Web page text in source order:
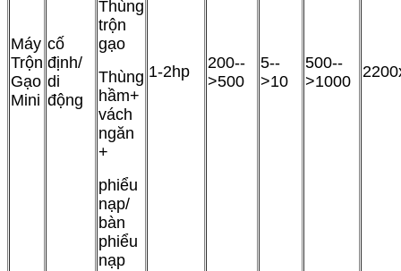
Máy
Trộn
Gạo
Mini
cố
định/
di
động
Thùng
trộn
gạo
Thùng
hầm+
vách
ngăn
+
phiểu
nạp/
bàn
phiểu
nạp
1-2hp
200--
>500
5--
>10
500--
>1000